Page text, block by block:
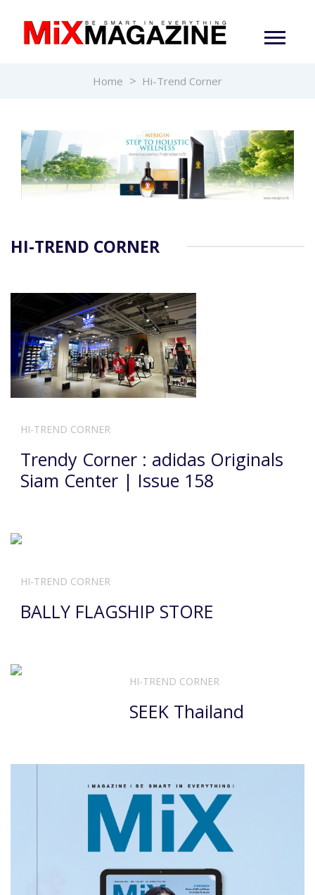
Home Hi-Trend Corner
HI-TREND CORNER
HI-TREND CORNER
Trendy Corner : adidas Originals
Siam Center | Issue 158
HI-TREND CORNER
BALLY FLAGSHIP STORE
HI-TREND CORNER
SEEK Thailand